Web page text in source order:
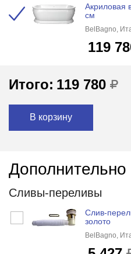
Акриловая
см
BelBagno,
119
Итого: 119 780
В корзину
Дополнительно
Сливы-переливы
Слив-
золото
BelBagno,